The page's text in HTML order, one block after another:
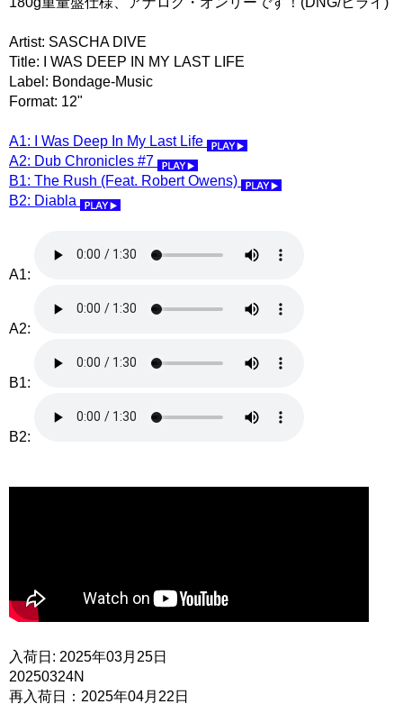
Artist: SASCHA DIVE
Title: I WAS DEEP IN MY LAST LIFE
Label: Bondage-Music
Format: 12"
A1: I Was Deep In My Last Life
A2: Dub Chronicles #7
B1: The Rush (Feat. Robert Owens)
B2: Diabla
A1:
A2:
B1:
B2:
入荷日: 2025年03月25日
20250324N
再入荷日：2025年04月22日